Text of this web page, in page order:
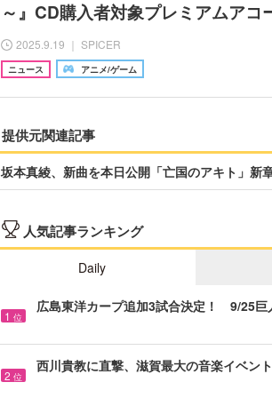
～』CD購入者対象プレミアムア
2025.9.19 ｜ SPICER
ニュース アニメ/ゲーム
提供元関連記事
坂本真綾、新曲を本日公開「亡国のアキト」新
人気記事ランキング
Daily
1 位
広島東洋カープ追加3試合決定！ 9/25巨
2 位
西川貴教に直撃、滋賀最大の音楽イベン